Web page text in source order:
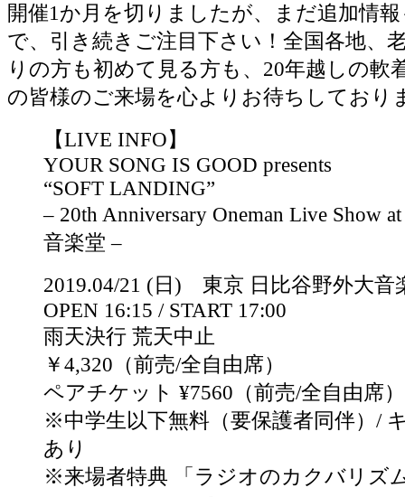
開催1か月を切りましたが、まだ追加情
で、引き続きご注目下さい！全国各地、
りの方も初めて見る方も、20年越しの軟
の皆様のご来場を心よりお待ちしており
【LIVE INFO】
YOUR SONG IS GOOD presents
“SOFT LANDING”
– 20th Anniversary Oneman Live Show
音楽堂 –
2019.04/21 (日) 東京 日比谷野外大音
OPEN 16:15 / START 17:00
雨天決行 荒天中止
￥4,320（前売/全自由席）
ペアチケット ¥7560（前売/全自由席）
※中学生以下無料（要保護者同伴）/
あり
※来場者特典 「ラジオのカクバリズ